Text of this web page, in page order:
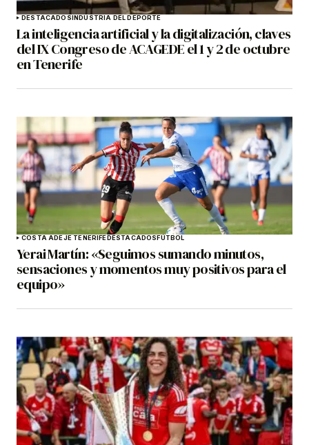
DESTACADOS INDUSTRIA DEL DEPORTE
La inteligencia artificial y la digitalización, claves
del IX Congreso de ACAGEDE el 1 y 2 de octubre
en Tenerife
COSTA ADEJE TENERIFE DESTACADOS FÚTBOL
Yerai Martín: «Seguimos sumando minutos,
sensaciones y momentos muy positivos para el
equipo»